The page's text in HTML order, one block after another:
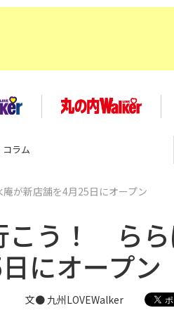
コラム
が新店舗を4月25日にオープン
こう！ ら
にオープン
文● 九州LOVEWalker